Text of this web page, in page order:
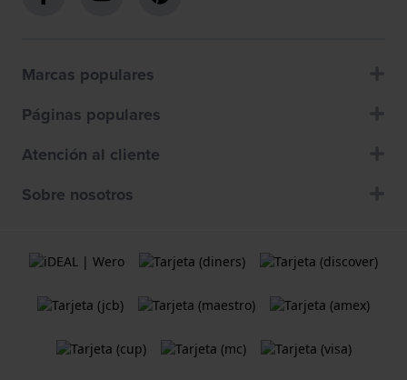
Marcas populares
Páginas populares
Atención al cliente
Sobre nosotros